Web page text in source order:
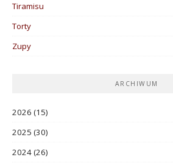
Tiramisu
Torty
Zupy
ARCHIWUM
2026 (15)
2025 (30)
2024(26)